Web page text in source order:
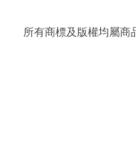
所有商標及版權均屬商